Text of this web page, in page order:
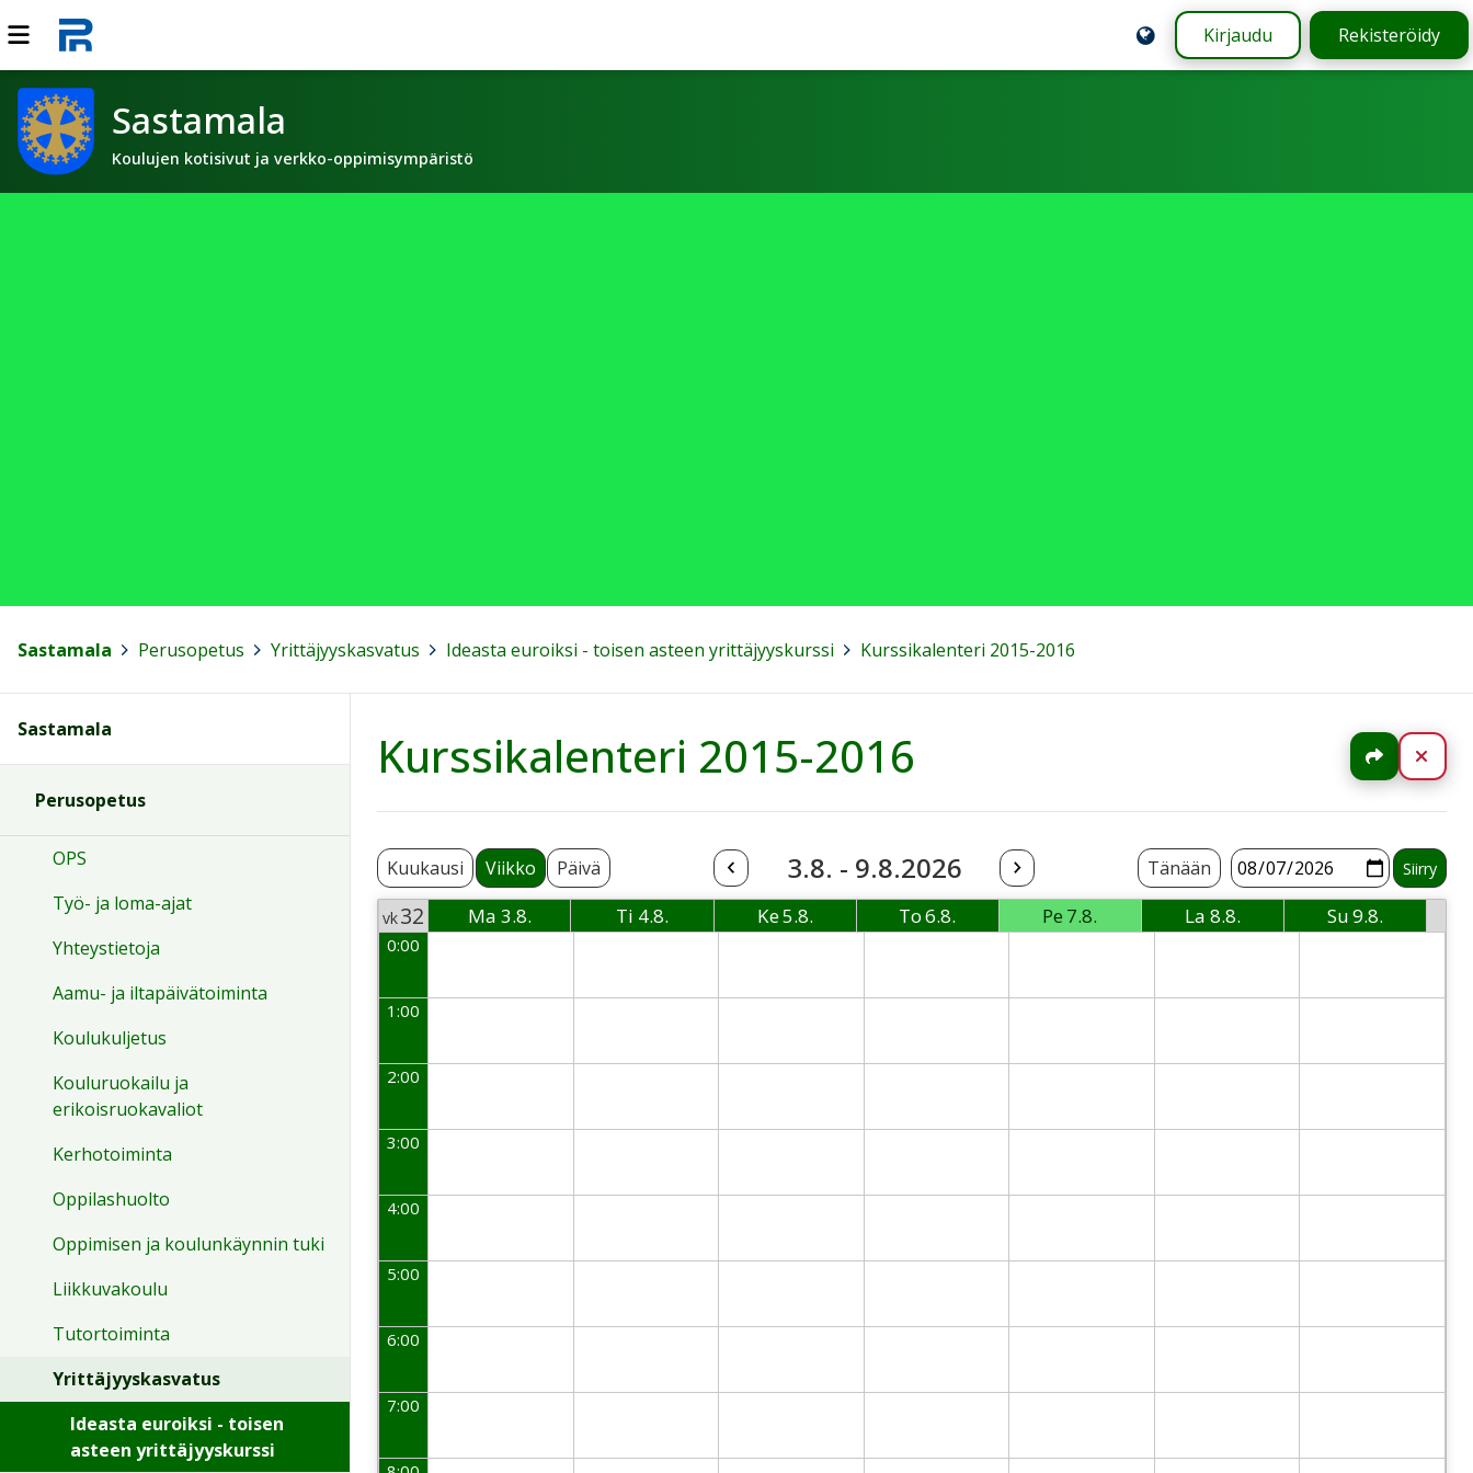
Kirjaudu Rekisteröidy
Sastamala
Koulujen kotisivut ja verkko-oppimisympäristö
Sastamala Perusopetus Yrittäjyyskasvatus Ideasta euroiksi - toisen asteen yrittäjyyskurssi Kurssikalenteri 2015-2016
Kurssikalenteri 2015-2016 Jaa
Kuukausi Viikko Päivä 3.8. - 9.8.2026 Tänään
vk32
Week 32
Ma 3.8.
Ti 4.8.
Ke5.8.
To6.8.
Pe 7.8.
La 8.8.
Su9.8.
0:00
1:00
2:00
3:00
4:00
5:00
6:00
7:00
Sastamala
Perusopetus
OPS
Työ- ja loma-ajat
Yhteystietoja
Aamu- ja iltapäivätoiminta
Koulukuljetus
Kouluruokailu ja
erikoisruokavaliot
Kerhotoiminta
Oppilashuolto
Oppimisen ja koulunkäynnin tuki
Liikkuvakoulu
Tutortoiminta
Yrittäjyyskasvatus
Ideasta euroiksi - toisen
asteen yrittäjyyskurssi